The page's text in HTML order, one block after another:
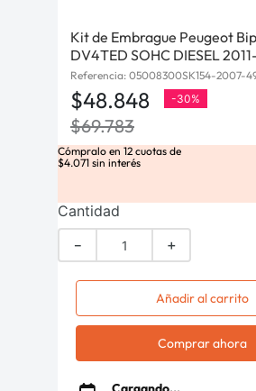
Kit de Embrague Peugeot
DV4TED SOHC DIESEL
Referencia: 05008300SK154-2007-
$48.848 -30%
$69.783
Cómpralo en 12 cuotas de
$4.071 sin interés
Cantidad
＋
－
Añadir al carrito
Comprar ahora